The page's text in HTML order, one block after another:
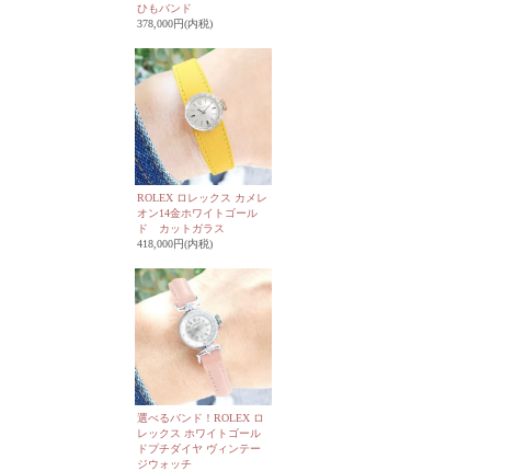
ひもバンド
378,000円(内税)
ROLEX ロレックス カメレ
オン14金ホワイトゴール
ド カットガラス
418,000円(内税)
選べるバンド！ROLEX ロ
レックス ホワイトゴール
ドプチダイヤ ヴィンテー
ジウォッチ